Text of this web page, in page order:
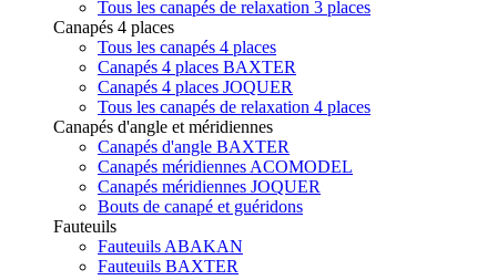
Tous les canapés de relaxation 3 places
Canapés 4 places
Tous les canapés 4 places
Canapés 4 places BAXTER
Canapés 4 places JOQUER
Tous les canapés de relaxation 4 places
Canapés d'angle et méridiennes
Canapés d'angle BAXTER
Canapés méridiennes ACOMODEL
Canapés méridiennes JOQUER
Bouts de canapé et guéridons
Fauteuils
Fauteuils ABAKAN
Fauteuils BAXTER